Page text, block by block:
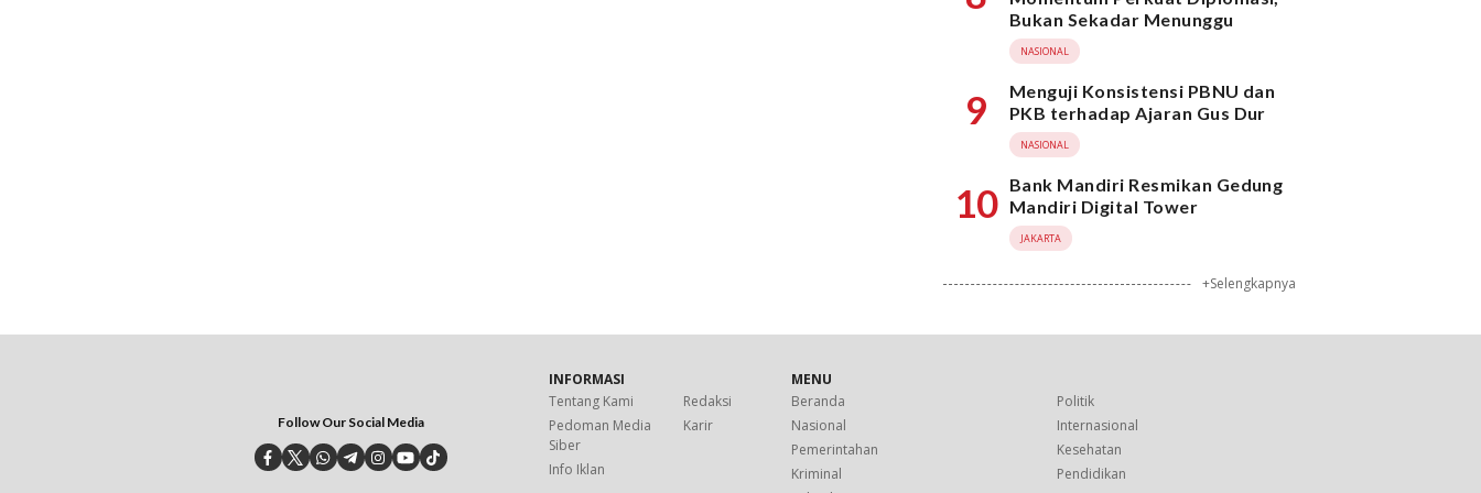
Bukan Sekadar Menunggu
NASIONAL
9
Menguji Konsistensi PBNU dan
PKB terhadap Ajaran Gus Dur
NASIONAL
10 Bank Mandiri Resmikan Gedung
Mandiri Digital Tower
JAKARTA
+Selengkapnya
Follow Our Social Media
INFORMASI
Tentang Kami
Redaksi
Pedoman Media
Siber
Karir
Info Iklan
MENU
Beranda
Politik
Nasional
Internasional
Pemerintahan
Kesehatan
Kriminal
Pendidikan